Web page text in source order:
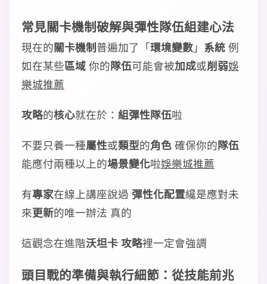
常見關卡機制破解與彈性隊伍組建心法
現在的關卡機制普遍加了「環境變數」 系統 例
如在某些區域 你的隊伍可能會被加成或削弱娛
樂城推薦
攻略的核心就在於： 組彈性隊伍啦
不要只養一種屬性或類型的角色 確保你的隊伍
能應付兩種以上的場景變化啦娛樂城推薦
有專家在線上講座說過 彈性化配置纔是應對未
來更新的唯一辦法 真的
這觀念在進階沃坦卡 攻略裡一定會強調
頭目戰的準備與執行細節：從技能前兆